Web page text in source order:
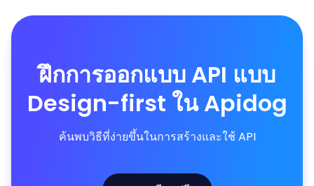
ฝึกการออกแบบ API แบบ
Design-first ใน Apidog
ค้นพบวิธีที่ง่ายขึ้นในการสร้างและใช้ API